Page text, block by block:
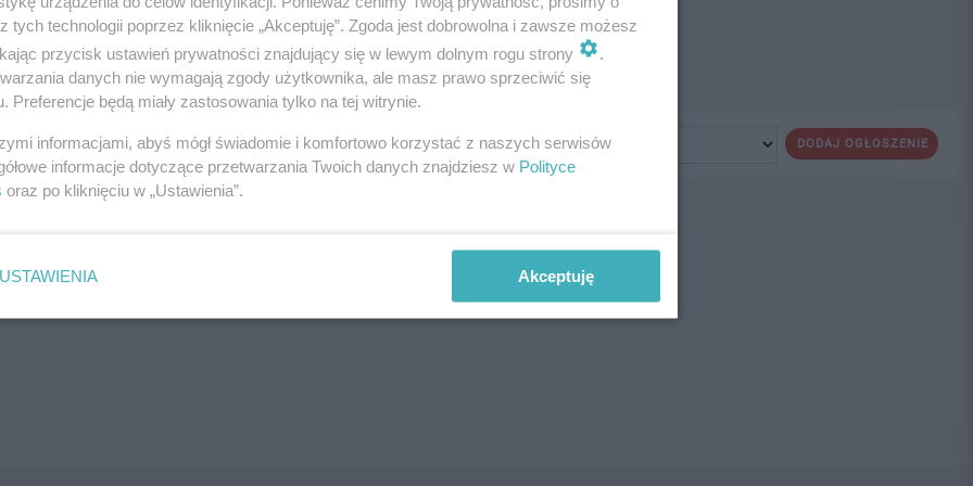
SZUKAJ
DODAJ OGŁOSZENIE
ogłoszenie nie istnieje lub nie jest jeszcze aktywne!
tych technologii poprzez kliknięcie „Akceptuję”. Zgoda jest dobrowolna i zawsze możesz
przycisk ustawień prywatności znajdujący się w lewym dolnym rogu strony
danych nie wymagają zgody użytkownika, ale masz prawo sprzeciwić się
Preferencje będą miały zastosowania tylko na tej witrynie.
informacjami, abyś mógł świadomie i komfortowo korzystać z naszych serwisów
informacje dotyczące przetwarzania Twoich danych znajdziesz w Polityce
oraz po kliknięciu w „Ustawienia”.
USTAWIENIA Akceptuję